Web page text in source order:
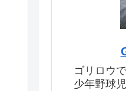
ゴリロウで
少年野球